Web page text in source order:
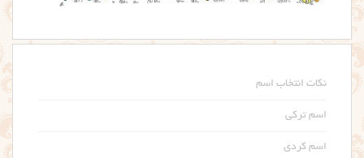
نکات انتخاب اسم
اسم ترکی
اسم کردی